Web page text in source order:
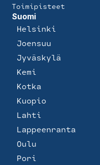
Toimipisteet
Suomi
Helsinki
Joensuu
Jyväskylä
Kemi
Kotka
Kuopio
Lahti
Lappeenranta
Oulu
Pori